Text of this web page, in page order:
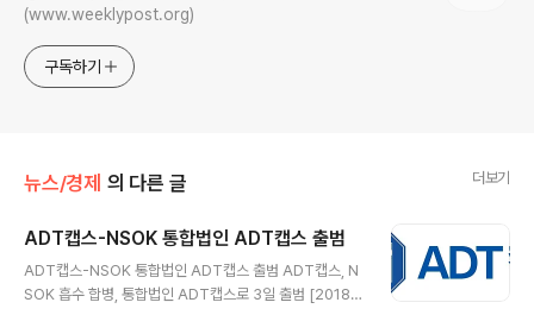
(www.weeklypost.org)
구독하기
뉴스/경제 의 다른 글 더보기
ADT캡스-NSOK 통합법인 ADT캡스 출범
ADT캡스-NSOK 통합법인 ADT캡스 출범 ADT캡스, N
SOK 흡수 합병, 통합법인 ADT캡스로 3일 출범 [2018